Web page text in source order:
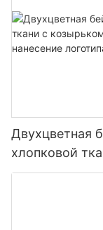
Двухцветная
хлопковой